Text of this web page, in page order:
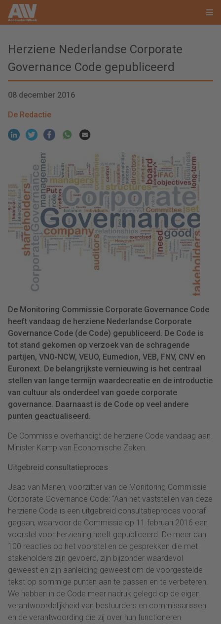
Herziene Nederlandse Corporate
Governance Code gepubliceerd
08 december 2016
De Redactie
De Monitoring Commissie Corporate Governance Code
heeft vandaag de herziene Nederlandse Corporate
Governance Code (de Code) gepubliceerd. De Code is
tot stand gekomen op verzoek van de schragende
partijen, VNO-NCW, VEUO, Eumedion, VEB, FNV, CNV en
Euronext. De belangrijkste vernieuwing is het centraal
stellen van lange termijn waardecreatie en de introductie
van cultuur als onderdeel van goede corporate
governance. Daarnaast is de Code op veel andere
punten geactualiseerd.
De Commissie overhandigt de herziene Code vandaag aan
Minister Kamp van Economische Zaken.
Uitgebreid consultatieproces
Jaap van Manen, voorzitter van de Monitoring Commissie
Corporate Governance Code: “Aan het vaststellen van deze
herziene Code is een uitgebreid consultatieproces vooraf
gegaan, waarvoor de Commissie op 11 februari 2016 een
voorstel voor herziening heeft gepubliceerd. De meer dan
100 reacties op het voorstel en de gesprekken die met
stakeholders zijn gevoerd, zijn bijzonder waardevol
geweest en zijn aanleiding geweest om de voorgestelde
tekst op sommige punten aan te passen en te verbeteren.
We hebben in de Code meer nadruk gelegd op de eigen
verantwoordelijkheid van bestuurders en commissarissen
en de verantwoording die zij over hun functioneren